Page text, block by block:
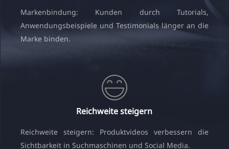
Markenbindung: Kunden durch Tutorials,
Anwendungsbeispiele und Testimonials länger an die
Marke binden.
Reichweite steigern
Reichweite steigern: Produktvideos verbessern die
Sichtbarkeit in Suchmaschinen und Social Media.